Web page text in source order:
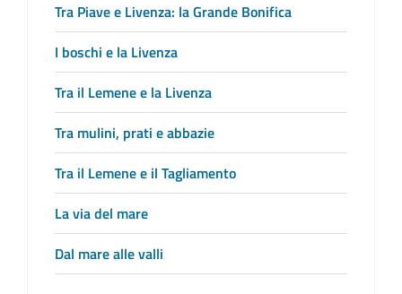
Tra Piave e Livenza: la Grande Bonifica
I boschi e la Livenza
Tra il Lemene e la Livenza
Tra mulini, prati e abbazie
Tra il Lemene e il Tagliamento
La via del mare
Dal mare alle valli